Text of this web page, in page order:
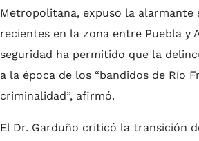
Metropolitana, expuso la alarmante
recientes en la zona entre Puebla
seguridad ha permitido que la
a la época de los “bandidos de Río
criminalidad”, afirmó.
El Dr. Garduño criticó la transición